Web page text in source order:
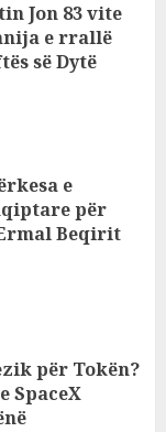
Jon 83 vite
e rrallë
së Dytë
e
për
Beqirit
për Tokën?
SpaceX